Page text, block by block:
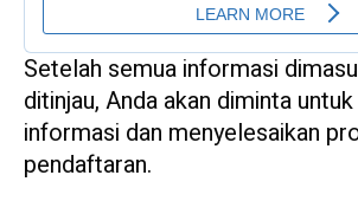
Setelah semua informasi
ditinjau, Anda akan diminta
informasi dan menyelesaikan
pendaftaran.